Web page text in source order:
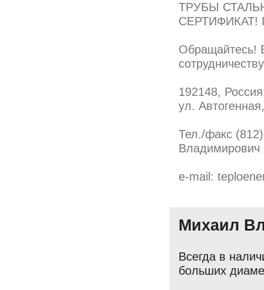
ТРУБЫ
СЕРТИФИКАТ!
Обращайтесь!
192148,
ул.
Тел./факс
Владимирович
e-mail:
Михаил
Всегда в
больших